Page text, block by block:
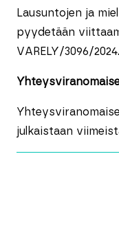
Lausuntojen ja
pyydetään
VARELY/3096/2024.
julkaistaan